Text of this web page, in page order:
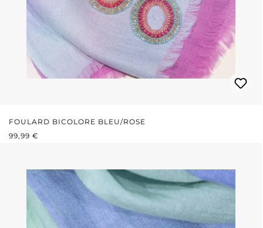
FOULARD BICOLORE BLEU/ROSE
PRIX RÉGULIER :
99,99 €